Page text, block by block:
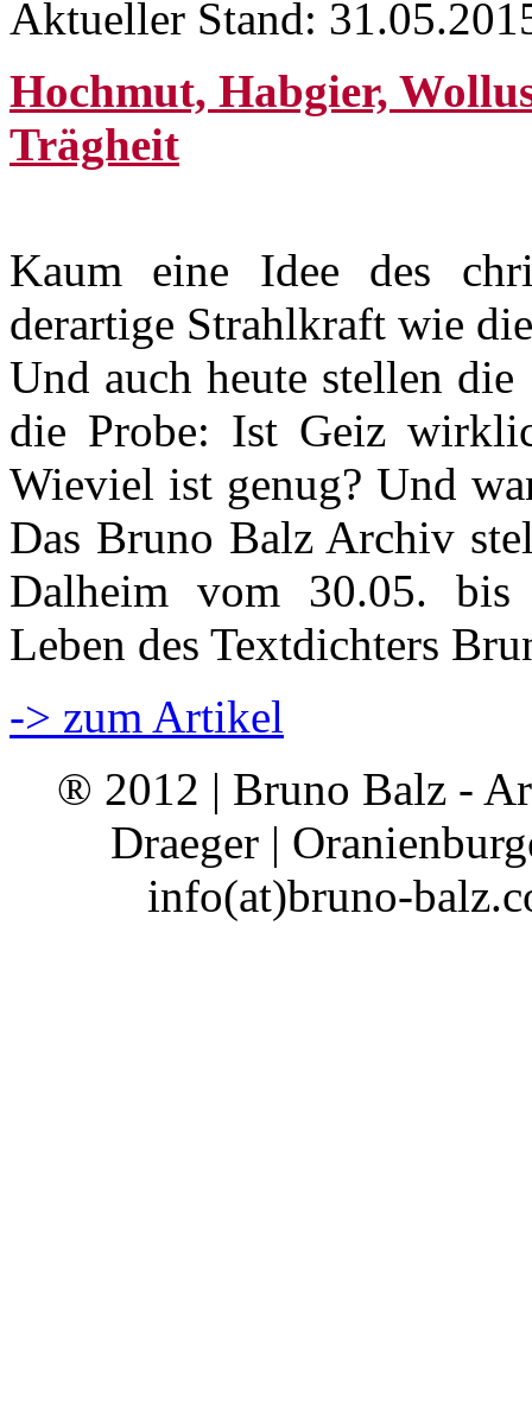
Aktueller Stand:
Hochmut, Habgier,
Trägheit
Kaum eine Idee des
derartige Strahlkraft wie
Und auch heute stellen die
die Probe: Ist Geiz
Wieviel ist genug? Und
Das Bruno Balz Archiv
Dalheim vom 30.05. bis
Leben des Textdichters
-> zum Artikel
® 2012 | Bruno Balz -
Draeger |
info(at)bruno-